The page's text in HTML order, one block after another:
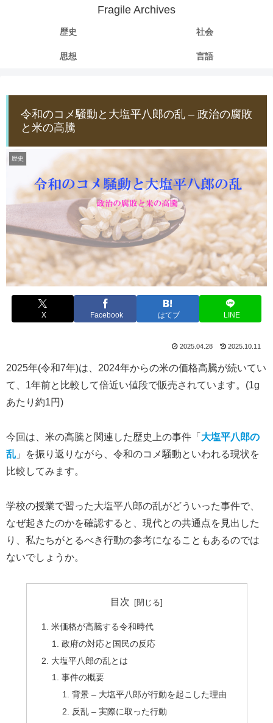
Fragile Archives
歴史 社会
思想 言語
令和のコメ騒動と大塩平八郎の乱 – 政治の腐敗
と米の高騰
歴史
X Facebook はてブ LINE
2025.04.28 2025.10.11
2025年(令和7年)は、2024年からの米の価格高騰が続いてい
て、1年前と比較して倍近い値段で販売されています。(1g
あたり約1円)
今回は、米の高騰と関連した歴史上の事件「 大塩平八郎の
乱 」を振り返りながら、令和のコメ騒動といわれる現状を
比較してみます。
学校の授業で習った大塩平八郎の乱がどういった事件で、
なぜ起きたのかを確認すると、現代との共通点を見出した
り、私たちがとるべき行動の参考になることもあるのでは
ないでしょうか。
目次
米価格が高騰する令和時代
政府の対応と国民の反応
大塩平八郎の乱とは
事件の概要
背景 – 大塩平八郎が行動を起こした理由
反乱 – 実際に取った行動